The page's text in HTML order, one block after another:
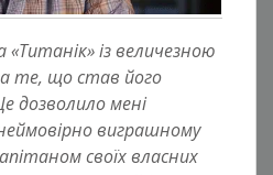
із величезною
те, що став його
дозволило мені
виграшному
своїх власних